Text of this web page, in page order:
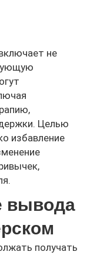
не
Целью
избавление
вывода
получать